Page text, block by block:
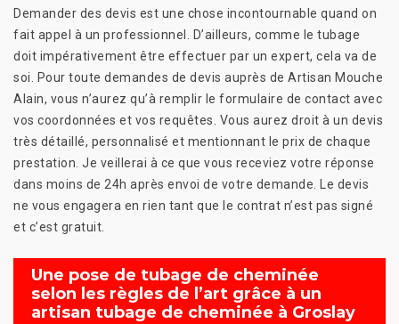
Demander des devis est une chose incontournable quand on
fait appel à un professionnel. D’ailleurs, comme le tubage
doit impérativement être effectuer par un expert, cela va de
soi. Pour toute demandes de devis auprès de Artisan Mouche
Alain, vous n’aurez qu’à remplir le formulaire de contact avec
vos coordonnées et vos requêtes. Vous aurez droit à un devis
très détaillé, personnalisé et mentionnant le prix de chaque
prestation. Je veillerai à ce que vous receviez votre réponse
dans moins de 24h après envoi de votre demande. Le devis
ne vous engagera en rien tant que le contrat n’est pas signé
et c’est gratuit.
Une pose de tubage de cheminée
selon les règles de l’art grâce à un
artisan tubage de cheminée à Groslay